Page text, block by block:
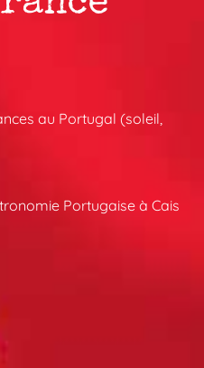
au Portugal (soleil,
Portugaise à Cais